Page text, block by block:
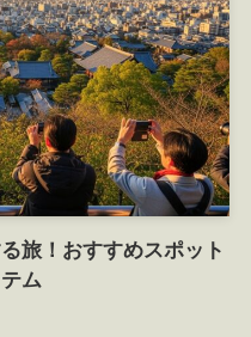
旅！おすすめスポット
ム